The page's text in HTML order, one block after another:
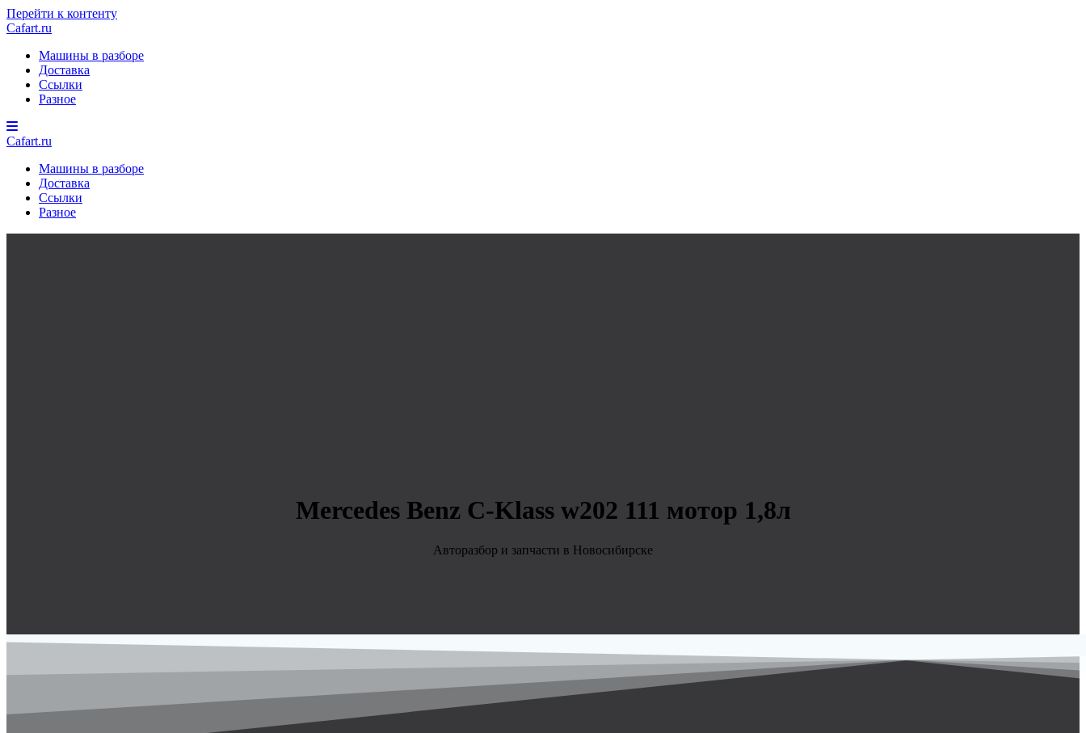
Перейти к контенту
Cafart.ru
Машины в разборе
Доставка
Ссылки
Разное
Cafart.ru
Машины в разборе
Доставка
Ссылки
Разное
Mercedes Benz C-Klass w202 111 мотор 1,8л
Авторазбор и запчасти в Новосибирске